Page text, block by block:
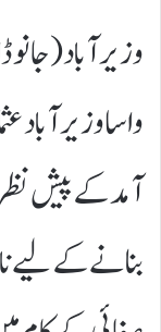
واسا
آمد کے پیش
بنانے کے لیے